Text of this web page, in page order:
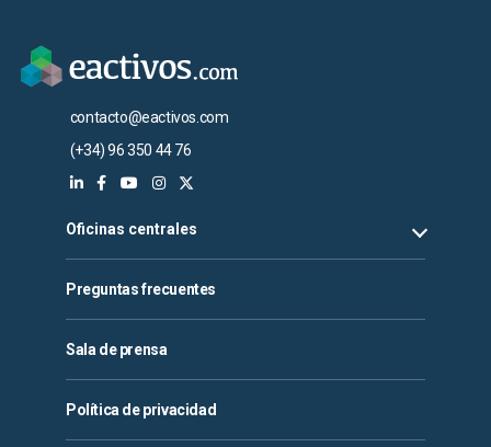
contacto@eactivos.com
(+34) 96 350 44 76
Oficinas centrales
Preguntas frecuentes
Sala de prensa
Política de privacidad